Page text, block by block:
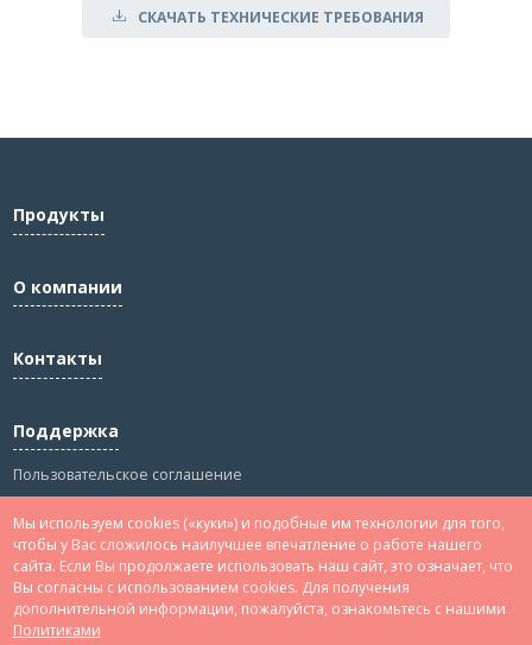
Мы используем cookies («куки») и подобные им технологии для того,
чтобы у Вас сложилось наилучшее впечатление о работе нашего
сайта. Если Вы продолжаете использовать наш сайт, это означает, что
Вы согласны с использованием cookies. Для получения
дополнительной информации, пожалуйста, ознакомьтесь с нашими
Политиками
СКАЧАТЬ ТЕХНИЧЕСКИЕ ТРЕБОВАНИЯ
Продукты
О компании
Контакты
Поддержка
Пользовательское соглашение
Сведения